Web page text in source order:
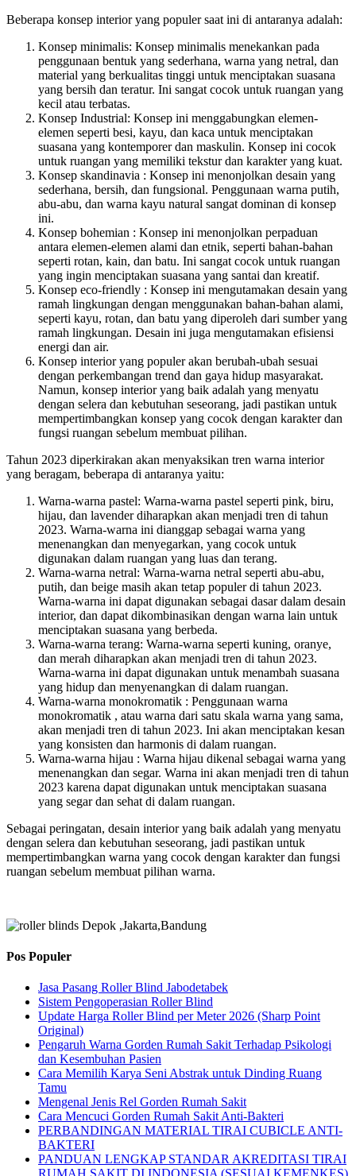
Beberapa konsep interior yang populer saat ini di antaranya adalah:
Konsep minimalis: Konsep minimalis menekankan pada
penggunaan bentuk yang sederhana, warna yang netral, dan
material yang berkualitas tinggi untuk menciptakan suasana
yang bersih dan teratur. Ini sangat cocok untuk ruangan yang
kecil atau terbatas.
Konsep Industrial: Konsep ini menggabungkan elemen-
elemen seperti besi, kayu, dan kaca untuk menciptakan
suasana yang kontemporer dan maskulin. Konsep ini cocok
untuk ruangan yang memiliki tekstur dan karakter yang kuat.
Konsep skandinavia : Konsep ini menonjolkan desain yang
sederhana, bersih, dan fungsional. Penggunaan warna putih,
abu-abu, dan warna kayu natural sangat dominan di konsep
ini.
Konsep bohemian : Konsep ini menonjolkan perpaduan
antara elemen-elemen alami dan etnik, seperti bahan-bahan
seperti rotan, kain, dan batu. Ini sangat cocok untuk ruangan
yang ingin menciptakan suasana yang santai dan kreatif.
Konsep eco-friendly : Konsep ini mengutamakan desain yang
ramah lingkungan dengan menggunakan bahan-bahan alami,
seperti kayu, rotan, dan batu yang diperoleh dari sumber yang
ramah lingkungan. Desain ini juga mengutamakan efisiensi
energi dan air.
Konsep interior yang populer akan berubah-ubah sesuai
dengan perkembangan trend dan gaya hidup masyarakat.
Namun, konsep interior yang baik adalah yang menyatu
dengan selera dan kebutuhan seseorang, jadi pastikan untuk
mempertimbangkan konsep yang cocok dengan karakter dan
fungsi ruangan sebelum membuat pilihan.
Tahun 2023 diperkirakan akan menyaksikan tren warna interior
yang beragam, beberapa di antaranya yaitu:
Warna-warna pastel: Warna-warna pastel seperti pink, biru,
hijau, dan lavender diharapkan akan menjadi tren di tahun
2023. Warna-warna ini dianggap sebagai warna yang
menenangkan dan menyegarkan, yang cocok untuk
digunakan dalam ruangan yang luas dan terang.
Warna-warna netral: Warna-warna netral seperti abu-abu,
putih, dan beige masih akan tetap populer di tahun 2023.
Warna-warna ini dapat digunakan sebagai dasar dalam desain
interior, dan dapat dikombinasikan dengan warna lain untuk
menciptakan suasana yang berbeda.
Warna-warna terang: Warna-warna seperti kuning, oranye,
dan merah diharapkan akan menjadi tren di tahun 2023.
Warna-warna ini dapat digunakan untuk menambah suasana
yang hidup dan menyenangkan di dalam ruangan.
Warna-warna monokromatik : Penggunaan warna
monokromatik , atau warna dari satu skala warna yang sama,
akan menjadi tren di tahun 2023. Ini akan menciptakan kesan
yang konsisten dan harmonis di dalam ruangan.
Warna-warna hijau : Warna hijau dikenal sebagai warna yang
menenangkan dan segar. Warna ini akan menjadi tren di tahun
2023 karena dapat digunakan untuk menciptakan suasana
yang segar dan sehat di dalam ruangan.
Sebagai peringatan, desain interior yang baik adalah yang menyatu
dengan selera dan kebutuhan seseorang, jadi pastikan untuk
mempertimbangkan warna yang cocok dengan karakter dan fungsi
ruangan sebelum membuat pilihan warna.
Pos Populer
Jasa Pasang Roller Blind Jabodetabek
Sistem Pengoperasian Roller Blind
Update Harga Roller Blind per Meter 2026 (Sharp Point
Original)
Pengaruh Warna Gorden Rumah Sakit Terhadap Psikologi
dan Kesembuhan Pasien
Cara Memilih Karya Seni Abstrak untuk Dinding Ruang
Tamu
Mengenal Jenis Rel Gorden Rumah Sakit
Cara Mencuci Gorden Rumah Sakit Anti-Bakteri
PERBANDINGAN MATERIAL TIRAI CUBICLE ANTI-
BAKTERI
PANDUAN LENGKAP STANDAR AKREDITASI TIRAI